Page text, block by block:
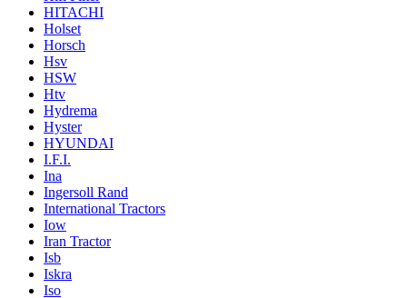
HITACHI
Holset
Horsch
Hsv
HSW
Htv
Hydrema
Hyster
HYUNDAI
I.F.I.
Ina
Ingersoll Rand
International Tractors
Iow
Iran Tractor
Isb
Iskra
Iso